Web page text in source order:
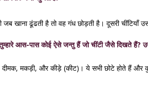
जब खाना ढूंढती है तो वह गंध छोड़ती है। दूसरी चींटियाँ
आस-पास कोई ऐसे जन्तु हैं जो चींटी जैसे दिखते हैं?
दीमक, मकड़ी, और कीड़े (कीट)। ये सभी छोटे होते हैं और